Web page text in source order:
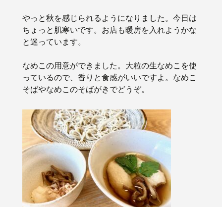
やっと秋を感じられるようになりました。今日は
ちょっと肌寒いです。お店も暖房を入れようかな
と迷っています。
なめこの用意ができました。大粒の生なめこを使
っているので、香りと食感がいいですよ。なめこ
そばやなめこのそばがきでどうぞ。